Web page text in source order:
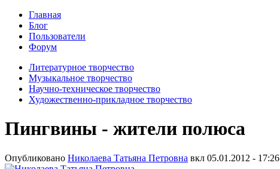
Главная
Блог
Пользователи
Форум
Литературное творчество
Музыкальное творчество
Научно-техническое творчество
Художественно-прикладное творчество
Пингвины - жители полюса
Опубликовано Николаева Татьяна Петровна вкл 05.01.2012 - 17:26